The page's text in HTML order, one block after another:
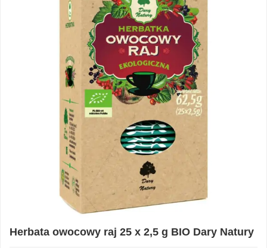
Herbata owocowy raj 25 x 2,5 g BIO Dary Natury